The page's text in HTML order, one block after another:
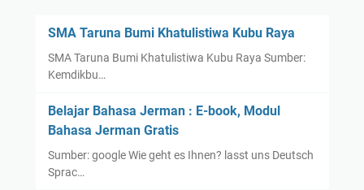
u
s
K
e
s
SMA Taruna Bumi Khatulistiwa Kubu Raya
SMA Taruna Bumi Khatulistiwa Kubu Raya Sumber:
Kemdikbu…
Belajar Bahasa Jerman : E-book, Modul
Bahasa Jerman Gratis
Sumber: google Wie geht es Ihnen? lasst uns Deutsch
Sprac…